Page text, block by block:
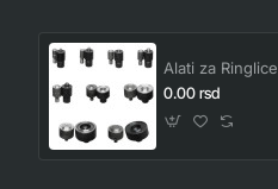
Alati za Ringlice
0.00 rsd